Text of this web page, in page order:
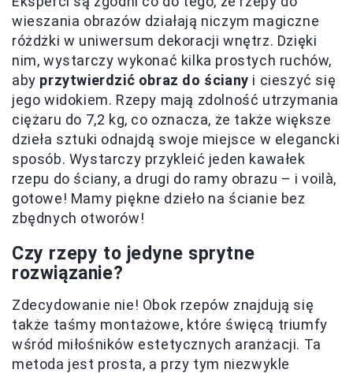
wieszania obrazów działają niczym magiczne
różdżki w uniwersum dekoracji wnętrz. Dzięki
nim, wystarczy wykonać kilka prostych ruchów,
aby przytwierdzić obraz do ściany i cieszyć się
jego widokiem. Rzepy mają zdolność utrzymania
ciężaru do 7,2 kg, co oznacza, że także większe
dzieła sztuki odnajdą swoje miejsce w elegancki
sposób. Wystarczy przykleić jeden kawałek
rzepu do ściany, a drugi do ramy obrazu – i voilà,
gotowe! Mamy piękne dzieło na ścianie bez
zbędnych otworów!
Czy rzepy to jedyne sprytne
rozwiązanie?
Zdecydowanie nie! Obok rzepów znajdują się
także taśmy montażowe, które święcą triumfy
wśród miłośników estetycznych aranżacji. Ta
metoda jest prosta, a przy tym niezwykle